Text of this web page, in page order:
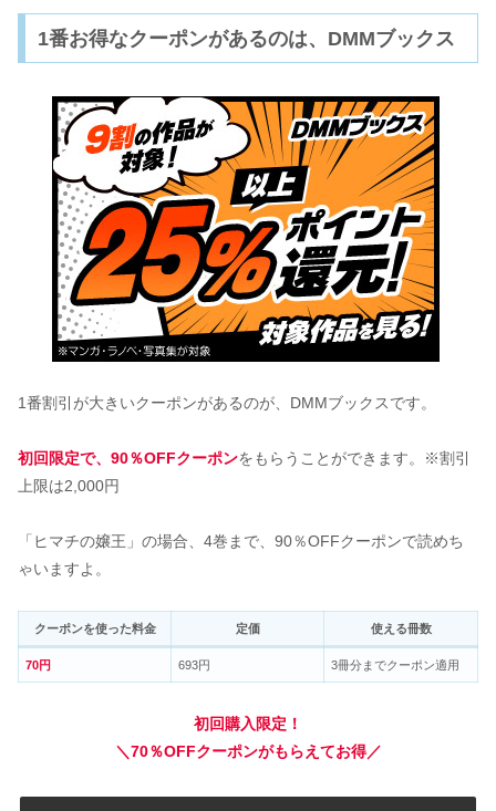
1番お得なクーポンがあるのは、DMMブックス
1番割引が大きいクーポンがあるのが、DMMブックスです。
初回限定で、90％OFFクーポンをもらうことができます。※割引
上限は2,000円
「ヒマチの嬢王」の場合、4巻まで、90％OFFクーポンで読めち
ゃいますよ。
クーポンを使った料金 定価 使える冊数
70円 693円 3冊分までクーポン適用
初回購入限定！
＼70％OFFクーポンがもらえてお得／